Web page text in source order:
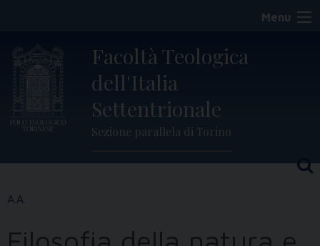
content
Menu
Facoltà Teologica
dell'Italia
Settentrionale
Sezione parallela di Torino